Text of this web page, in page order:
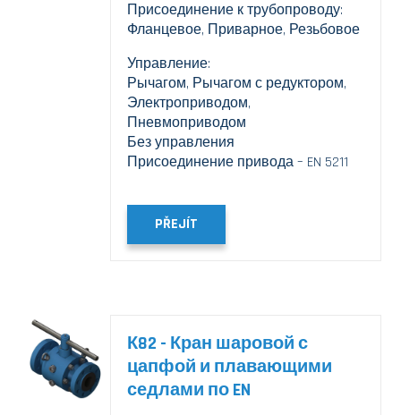
Присоединение к трубопроводу:
Фланцевое, Приварное, Резьбовое
Управление:
Рычагом, Рычагом с редуктором,
Электроприводом,
Пневмоприводом
Без управления
Присоединение привода – EN 5211
PŘEJÍT
К82 - Кран шаровой с
цапфой и плавающими
седлами по EN